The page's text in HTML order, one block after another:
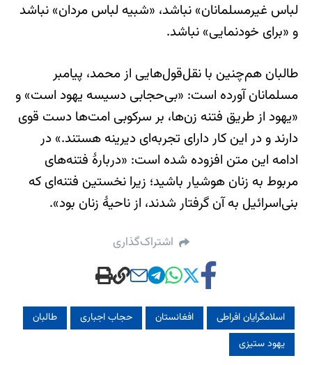
لباس غیرمسلمانان» نباشد، «شبیه لباس مردان» نباشد
و «برای خودنمایی» نباشد.
طالبان هم‌چنین با نقل‌قول‌هایی از محمد، پیامبر
مسلمانان آورده است: «بی‌حجابی دسیسه یهود است» و
«یهود از طریق فتنه زن‌ها، بر سرکوبی امت‌ها دست قوی
دارند و در این کار دارای تجربه‌ای دیرینه هستند.» در
ادامه این متن افزوده شده است: «دربارۀ فتنه‌های
مربوط به زنان هوشیار باشید؛ زیرا نخستین فتنه‌ای که
بنی‌اسرائیل به آن گرفتار شدند، از ناحیۀ زنان بود».
اشتراک‌گذاری
اسلامگرایان افراطی افغانستان حجاب اجباری
طالبان
یهود ستیزی